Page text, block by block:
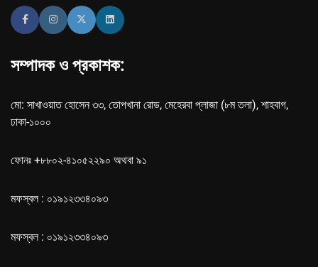
সম্পাদক ও প্রকাশক:
মো: সাখাওয়াত হোসেন ৩৩, তোপখানা রোড, মেহেরবা প্লাজা (৮ম তলা), শাহবাগ,
ঢাকা-১০০০
ফোনঃ +৮৮০২-৪১০৫২২৯০ অথবা ৯১
মফস্বল : ০১৯১২৩৩৪০৯৩
মফস্বল : ০১৯১২৩৩৪০৯৩